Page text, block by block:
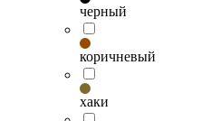
черный
коричневый
хаки